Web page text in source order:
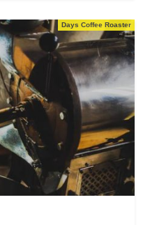
Days Coffee Roaster